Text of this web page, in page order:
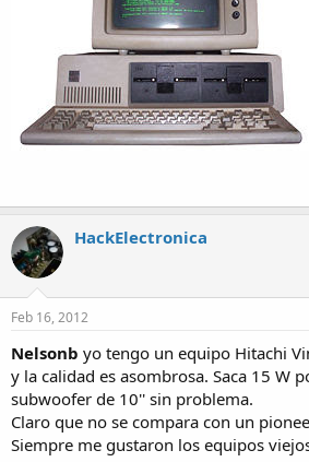
HackElectronica
Feb 16, 2012
Nelsonb yo tengo un equipo Hitachi
y la calidad es asombrosa. Saca 15 W
subwoofer de 10'' sin problema.
Claro que no se compara con un
Siempre me gustaron los equipos